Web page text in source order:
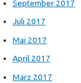
September 2017
Juli 2017
Mai 2017
April 2017
März 2017